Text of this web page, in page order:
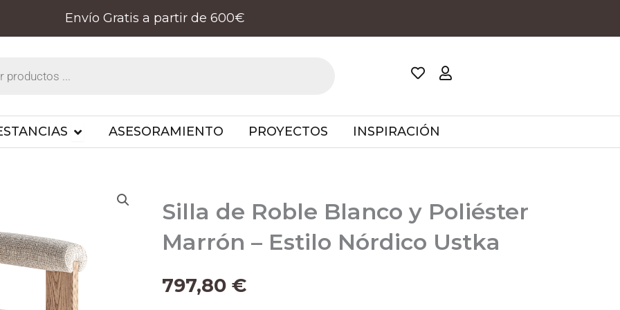
Envío Gratis a partir de 600€
OPEN ESTANCIAS
ASESORAMIENTO PROYECTOS INSPIRACIÓN
Silla de Roble Blanco y Poliéster
Marrón – Estilo Nórdico Ustka
797,80 €